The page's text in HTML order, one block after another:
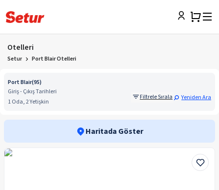
Otelleri
Setur Port Blair Otelleri
Port Blair(95)
Giriş - Çıkış Tarihleri
1 Oda, 2 Yetişkin
Filtrele Sırala Yeniden Ara
Haritada Göster